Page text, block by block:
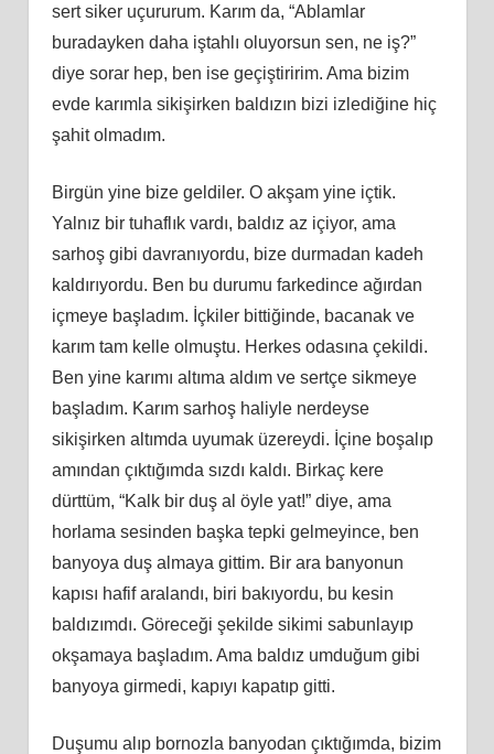
sert siker uçururum. Karım da, “Ablamlar
buradayken daha iştahlı oluyorsun sen, ne iş?”
diye sorar hep, ben ise geçiştiririm. Ama bizim
evde karımla sikişirken baldızın bizi izlediğine hiç
şahit olmadım.
Birgün yine bize geldiler. O akşam yine içtik.
Yalnız bir tuhaflık vardı, baldız az içiyor, ama
sarhoş gibi davranıyordu, bize durmadan kadeh
kaldırıyordu. Ben bu durumu farkedince ağırdan
içmeye başladım. İçkiler bittiğinde, bacanak ve
karım tam kelle olmuştu. Herkes odasına çekildi.
Ben yine karımı altıma aldım ve sertçe sikmeye
başladım. Karım sarhoş haliyle nerdeyse
sikişirken altımda uyumak üzereydi. İçine boşalıp
amından çıktığımda sızdı kaldı. Birkaç kere
dürttüm, “Kalk bir duş al öyle yat!” diye, ama
horlama sesinden başka tepki gelmeyince, ben
banyoya duş almaya gittim. Bir ara banyonun
kapısı hafif aralandı, biri bakıyordu, bu kesin
baldızımdı. Göreceği şekilde sikimi sabunlayıp
okşamaya başladım. Ama baldız umduğum gibi
banyoya girmedi, kapıyı kapatıp gitti.
Duşumu alıp bornozla banyodan çıktığımda, bizim